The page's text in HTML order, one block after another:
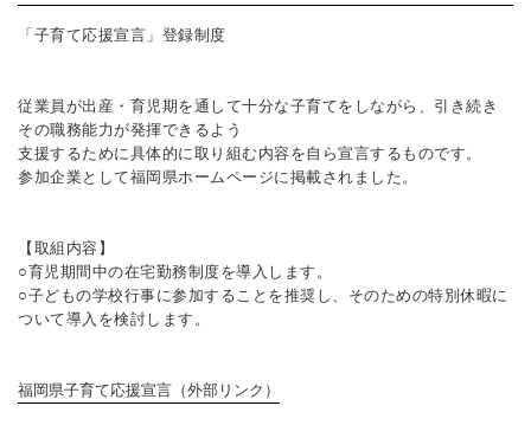
「子育て応援宣言」登録制度
従業員が出産・育児期を通して十分な子育てをしながら、引き続き
その職務能力が発揮できるよう
支援するために具体的に取り組む内容を自ら宣言するものです。
参加企業として福岡県ホームページに掲載されました。
【取組内容】
○育児期間中の在宅勤務制度を導入します。
○子どもの学校行事に参加することを推奨し、そのための特別休暇に
ついて導入を検討します。
福岡県子育て応援宣言（外部リンク）